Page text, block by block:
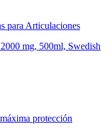
mg, 500ml, Swedish